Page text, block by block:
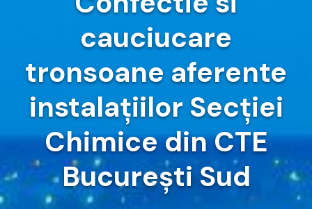
cauciucare
tronsoane aferente
instalaţiilor Secţiei
Chimice din CTE
Bucureşti Sud